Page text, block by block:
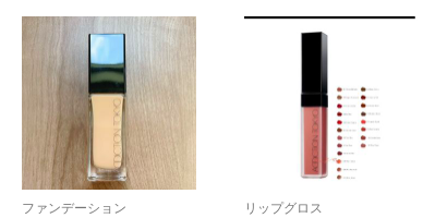
ファンデーション リップグロス